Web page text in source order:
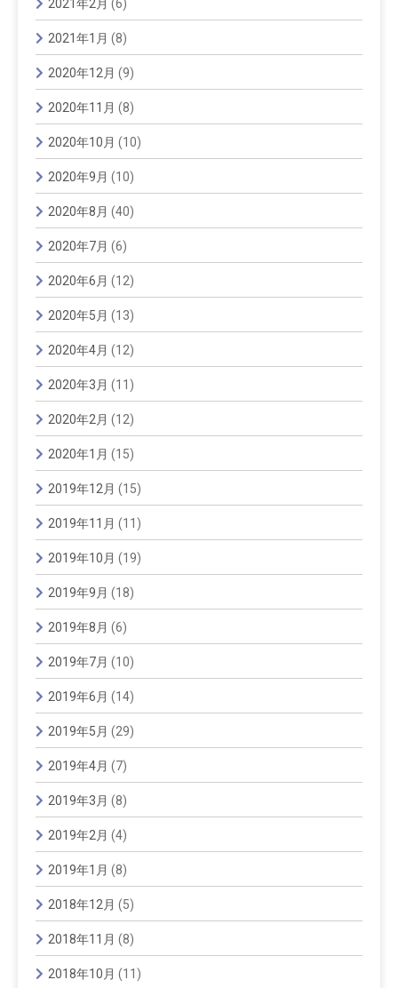
2021年2月 (6)
2021年1月 (8)
2020年12月 (9)
2020年11月 (8)
2020年10月 (10)
2020年9月 (10)
2020年8月 (40)
2020年7月 (6)
2020年6月 (12)
2020年5月 (13)
2020年4月 (12)
2020年3月 (11)
2020年2月 (12)
2020年1月 (15)
2019年12月 (15)
2019年11月 (11)
2019年10月 (19)
2019年9月 (18)
2019年8月 (6)
2019年7月 (10)
2019年6月 (14)
2019年5月 (29)
2019年4月 (7)
2019年3月 (8)
2019年2月 (4)
2019年1月 (8)
2018年12月 (5)
2018年11月 (8)
2018年10月 (11)